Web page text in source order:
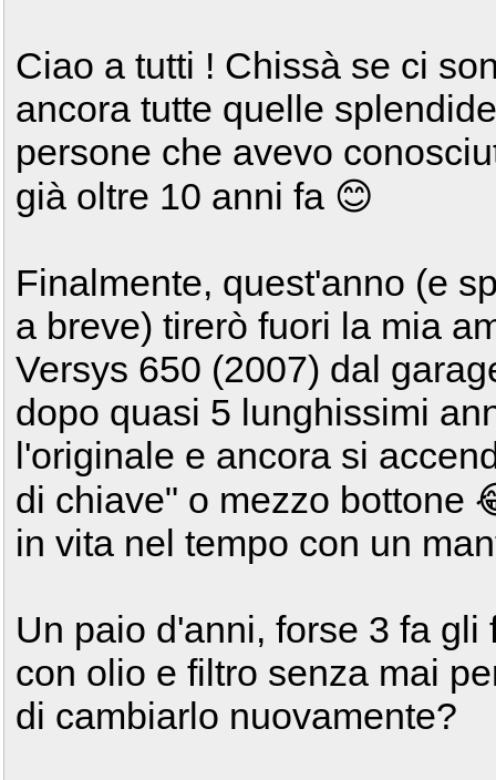
Ciao a tutti ! Chissà se ci
ancora tutte quelle splendide
persone che avevo
già oltre 10 anni fa 😊
Finalmente, quest'anno (e
a breve) tirerò fuori la mia
Versys 650 (2007) dal
dopo quasi 5 lunghissimi
l'originale e ancora si
di chiave" o mezzo bottone
in vita nel tempo con un
Un paio d'anni, forse 3 fa
con olio e filtro senza mai
di cambiarlo nuovamente?